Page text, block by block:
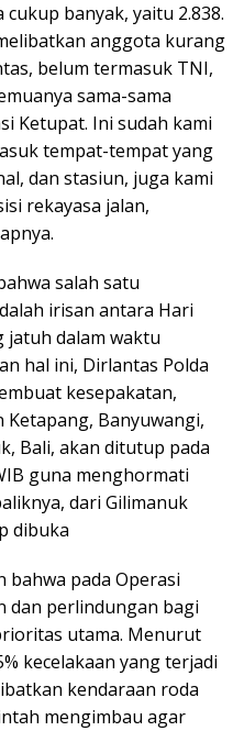
banyak, yaitu 2.838.
anggota kurang
belum termasuk TNI,
sama-sama
Ketupat. Ini sudah kami
tempat-tempat yang
dan stasiun, juga kami
rekayasa jalan,
salah satu
irisan antara Hari
jatuh dalam waktu
hal ini, Dirlantas Polda
kesepakatan,
Ketapang, Banyuwangi,
Bali, akan ditutup pada
guna menghormati
dari Gilimanuk
dibuka
bahwa pada Operasi
dan perlindungan bagi
utama. Menurut
kecelakaan yang terjadi
kendaraan roda
mengimbau agar